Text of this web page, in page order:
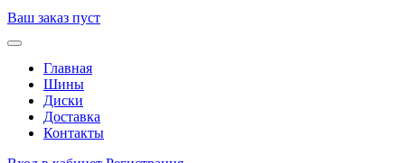
Ваш заказ пуст
Главная
Шины
Диски
Доставка
Контакты